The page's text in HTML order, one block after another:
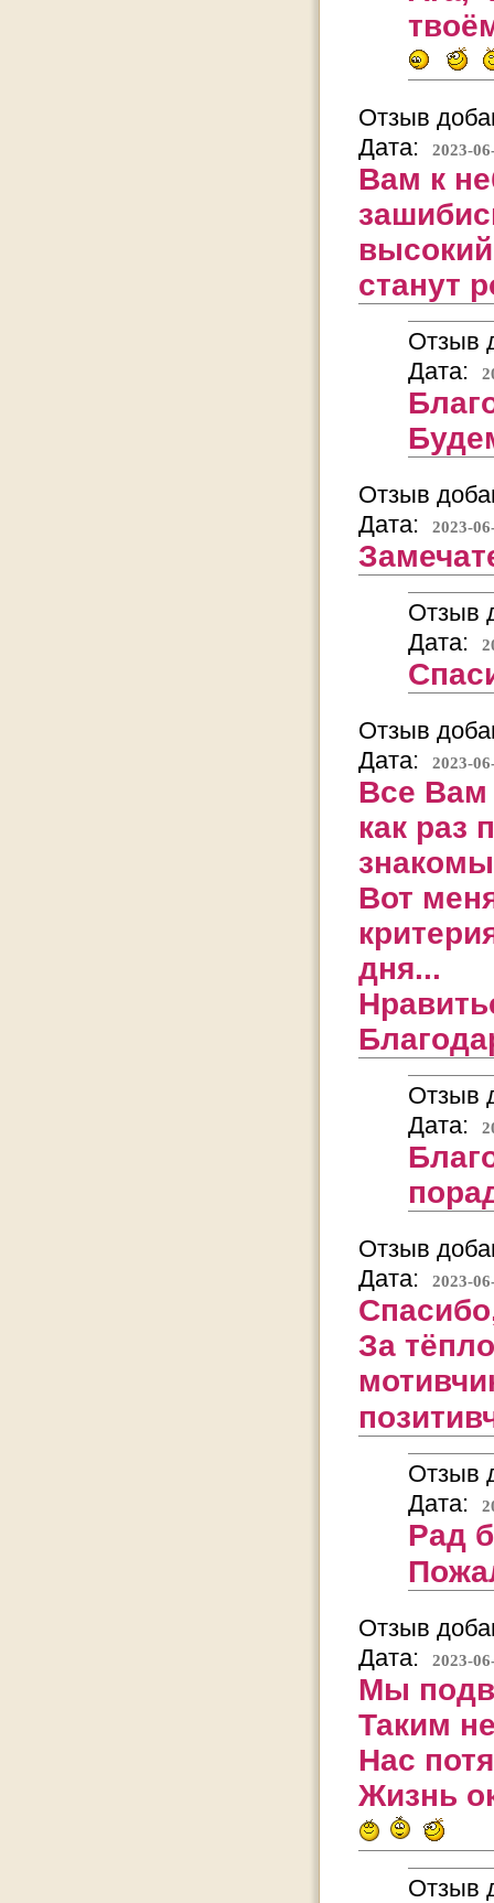
Отзыв
Дата:
2023-
Вам к
станут
Отзыв
Дата:
Отзыв
Дата:
2023-
Отзыв
Дата:
Отзыв
Дата:
2023-
Все Вам
как раз
Вот
дня...
Отзыв
Дата:
Отзыв
Дата:
2023-
За
Отзыв
Дата:
Рад
Отзыв
Дата:
2023-
Мы
Таким
Нас
Жизнь
Отзыв